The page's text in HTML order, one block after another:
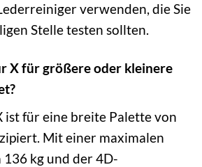
verwenden, die Sie
Stelle testen sollten.
X für größere oder kleinere
ist für eine breite Palette von
Mit einer maximalen
kg und der 4D-